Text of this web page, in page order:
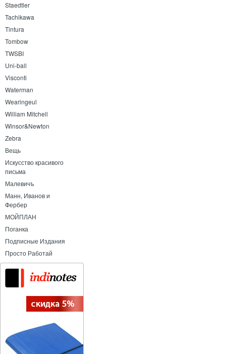
Staedtler
Tachikawa
Tintura
Tombow
TWSBI
Uni-ball
Visconti
Waterman
Wearingeul
William Mitchell
Winsor&Newton
Zebra
Вещь
Искусство красивого
письма
Малевичъ
Манн, Иванов и
Фербер
МОЙПЛАН
Поганка
Подписные Издания
Просто Работай